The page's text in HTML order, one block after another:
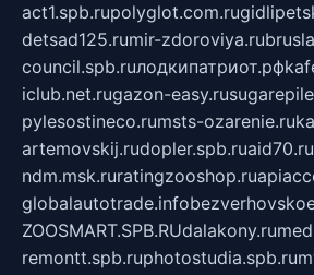
act1.spb.rupolyglot.com.ru
detsad125.rumir-zdoroviya.ru
council.spb.ruлодкипатриот.рф
iclub.net.rugazon-easy.ru
pylesostineco.rumsts-ozarenie.ru
artemovskij.rudopler.spb.ruaid70.ru
ndm.msk.ruratingzooshop.ru
globalautotrade.info
ZOOSMART.SPB.RUdalakony.ru
remontt.spb.ruphotostudia.spb.ru